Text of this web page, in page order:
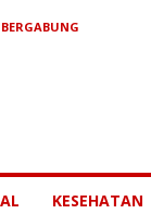
KESEHATAN